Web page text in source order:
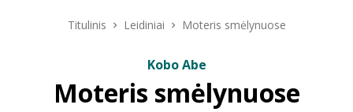
ELVIS atvyksta
Titulinis Leidiniai Moteris smėlynuose
Kobo Abe
Moteris smėlynuose